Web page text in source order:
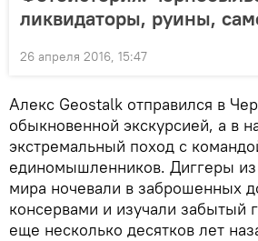
ликвидаторы, руины,
26 апреля 2016, 15:47
Алекс Geostalk отправился в
обыкновенной экскурсией, а в
экстремальный поход с
единомышленников. Диггеры из
мира ночевали в заброшенных
консервами и изучали забытый
еще несколько десятков лет